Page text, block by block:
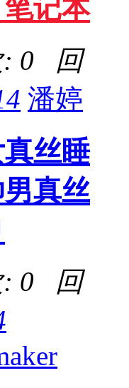
记本
: 0 回
潘婷
丝睡
真丝
: 0 回